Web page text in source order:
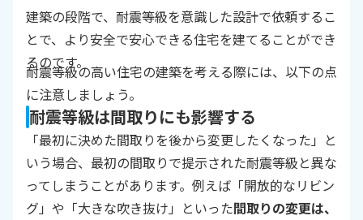
建築の段階で、耐震等級を意識した設計で依頼するこ
とで、より安全で安心できる住宅を建てることができ
るのです。
耐震等級の高い住宅の建築を考える際には、以下の点
に注意しましょう。
耐震等級は間取りにも影響する
「最初に決めた間取りを後から変更したくなった」と
いう場合、最初の間取りで提示された耐震等級と異な
ってしまうことがあります。例えば「開放的なリビン
グ」や「大きな吹き抜け」といった間取りの変更は、